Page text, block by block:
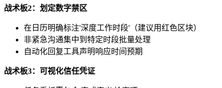
战术板2：划定数字禁区
在日历明确标注'深度工作时段'（建议用红色区块）
非紧急沟通集中到特定时段批量处理
自动化回复工具声明响应时间预期
战术板3：可视化信任凭证